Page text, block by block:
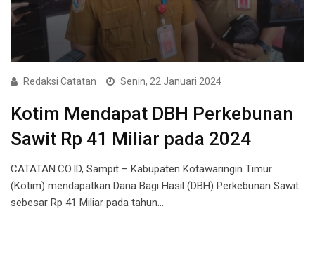
Redaksi Catatan Senin, 22 Januari 2024
Kotim Mendapat DBH Perkebunan
Sawit Rp 41 Miliar pada 2024
CATATAN.CO.ID, Sampit – Kabupaten Kotawaringin Timur
(Kotim) mendapatkan Dana Bagi Hasil (DBH) Perkebunan Sawit
sebesar Rp 41 Miliar pada tahun…